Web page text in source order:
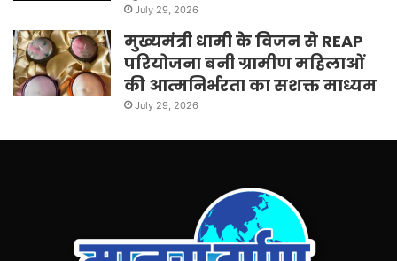
July 29, 2026
मुख्यमंत्री धामी के विजन से REAP
परियोजना बनी ग्रामीण महिलाओं
की आत्मनिर्भरता का सशक्त माध्यम
July 29, 2026